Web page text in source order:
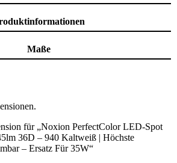
Maße
für „Noxion PerfectColor LED-Spot
36D – 940 Kaltweiß | Höchste
– Ersatz Für 35W“